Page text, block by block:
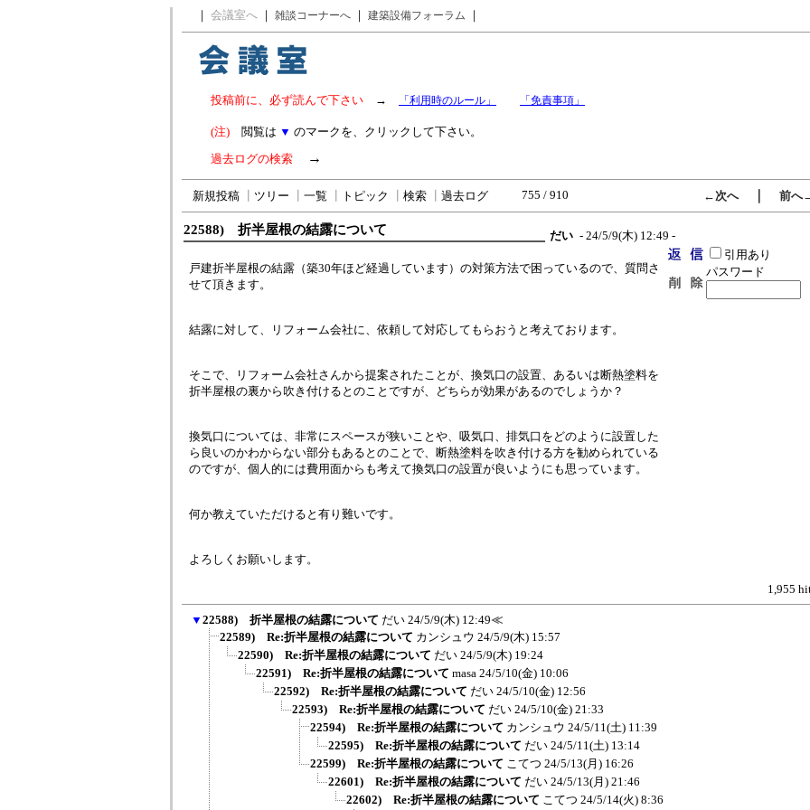
｜ 会議室へ ｜ 雑談コーナーへ ｜ 建築設備フォーラム ｜
投稿前に、必ず読んで下さい → 「利用時のルール」 「免責事項」
(注) 閲覧は ▼ のマークを、クリックして下さい。
過去ログの検索 →
新規投稿 ツリー 一覧 トピック 検索 過去ログ 755 / 910 ←次へ｜ 前へ
22588) 折半屋根の結露について だい - 24/5/9(木) 12:49 -
戸建折半屋根の結露（築30年ほど経過しています）の対策方法で困っているので、質問さ
せて頂きます。
結露に対して、リフォーム会社に、依頼して対応してもらおうと考えております。
そこで、リフォーム会社さんから提案されたことが、換気口の設置、あるいは断熱塗料を
折半屋根の裏から吹き付けるとのことですが、どちらが効果があるのでしょうか？
換気口については、非常にスペースが狭いことや、吸気口、排気口をどのように設置した
ら良いのかわからない部分もあるとのことで、断熱塗料を吹き付ける方を勧められている
のですが、個人的には費用面からも考えて換気口の設置が良いようにも思っています。
何か教えていただけると有り難いです。
よろしくお願いします。
引用あり
パスワード
1,955
▼ 22588) 折半屋根の結露について だい 24/5/9(木) 12:49≪
22589) Re:折半屋根の結露について カンシュウ 24/5/9(木) 15:57
22590) Re:折半屋根の結露について だい 24/5/9(木) 19:24
22591) Re:折半屋根の結露について masa 24/5/10(金) 10:06
22592) Re:折半屋根の結露について だい 24/5/10(金) 12:56
22593) Re:折半屋根の結露について だい 24/5/10(金) 21:33
22594) Re:折半屋根の結露について カンシュウ 24/5/11(土) 11:39
22595) Re:折半屋根の結露について だい 24/5/11(土) 13:14
22599) Re:折半屋根の結露について こてつ 24/5/13(月) 16:26
22601) Re:折半屋根の結露について だい 24/5/13(月) 21:46
22602) Re:折半屋根の結露について こてつ 24/5/14(火) 8:36